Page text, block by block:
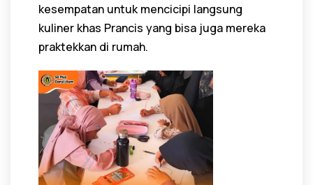
kesempatan untuk mencicipi langsung
kuliner khas Prancis yang bisa juga mereka
praktekkan di rumah.